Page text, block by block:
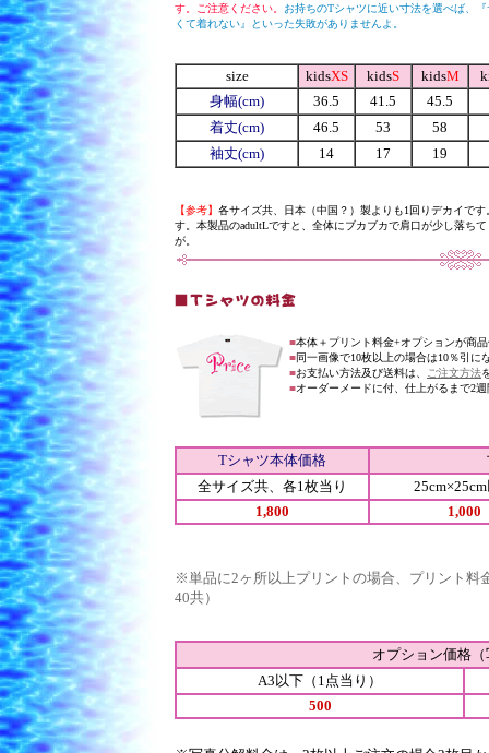
size kidsXS kidsS kidsM
身幅(cm)
36.5 41.5
45.5
着丈(cm)
46.5 53
58
袖丈(cm)
14 17 19
す。ご注意ください。 お持ちのTシャツに近い寸法を選べば、
くて着れない』といった失敗がありませんよ。
【参考】 各サイズ共、日本（中国？）製よりも1回りデカイで
す。本製品のadultLですと、全体にブカブカで肩口が少し落ち
が。
■本体＋プリント料金+オプションが商
■同一画像で10枚以上の場合は10％引
■お支払い方法及び送料は、 ご注文方法
■オーダーメードに付、仕上がるまで2
Tシャツ本体価格
全サイズ共、各1枚当り
1,800
1,000
オプション価格
A3以下（1点当り）
500
※単品に2ヶ所以上プリントの場合、プリント料
40共）